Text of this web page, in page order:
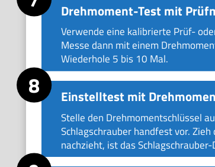
Drehmoment-Test mit
Verwende eine kalibrierte Prüf-
Messe dann mit einem
Wiederhole 5 bis 10 Mal.
Einstelltest mit
Stelle den Drehmomentschlüssel
Schlagschrauber handfest vor.
nachzieht, ist das